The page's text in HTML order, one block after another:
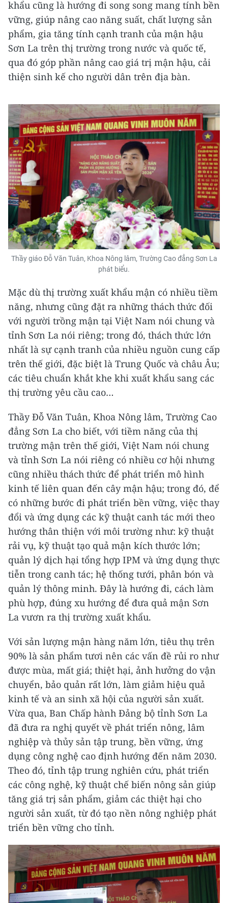
khẩu cũng là hướng đi song song mang tính bền
vững, giúp nâng cao năng suất, chất lượng sản
phẩm, gia tăng tính cạnh tranh của mận hậu
Sơn La trên thị trường trong nước và quốc tế,
qua đó góp phần nâng cao giá trị mận hậu, cải
thiện sinh kế cho người dân trên địa bàn.
Thầy giáo Đỗ Văn Tuân, Khoa Nông lâm, Trường Cao đẳng Sơn La
phát biểu.
Mặc dù thị trường xuất khẩu mận có nhiều tiềm
năng, nhưng cũng đặt ra những thách thức đối
với người trồng mận tại Việt Nam nói chung và
tỉnh Sơn La nói riêng; trong đó, thách thức lớn
nhất là sự cạnh tranh của nhiều nguồn cung cấp
trên thế giới, đặc biệt là Trung Quốc và châu Âu;
các tiêu chuẩn khắt khe khi xuất khẩu sang các
thị trường yêu cầu cao…
Thầy Đỗ Văn Tuân, Khoa Nông lâm, Trường Cao
đẳng Sơn La cho biết, với tiềm năng của thị
trường mận trên thế giới, Việt Nam nói chung
và tỉnh Sơn La nói riêng có nhiều cơ hội nhưng
cũng nhiều thách thức để phát triển mô hình
kinh tế liên quan đến cây mận hậu; trong đó, để
có những bước đi phát triển bền vững, việc thay
đổi và ứng dụng các kỹ thuật canh tác mới theo
hướng thân thiện với môi trường như: kỹ thuật
rải vụ, kỹ thuật tạo quả mận kích thước lớn;
quản lý dịch hại tổng hợp IPM và ứng dụng thực
tiễn trong canh tác; hệ thống tưới, phân bón và
quản lý thông minh. Đây là hướng đi, cách làm
phù hợp, đúng xu hướng để đưa quả mận Sơn
La vươn ra thị trường xuất khẩu.
Với sản lượng mận hàng năm lớn, tiêu thụ trên
90% là sản phẩm tươi nên các vấn đề rủi ro như
được mùa, mất giá; thiệt hại, ảnh hưởng do vận
chuyển, bảo quản rất lớn, làm giảm hiệu quả
kinh tế và an sinh xã hội của người sản xuất.
Vừa qua, Ban Chấp hành Đảng bộ tỉnh Sơn La
đã đưa ra nghị quyết về phát triển nông, lâm
nghiệp và thủy sản tập trung, bền vững, ứng
dụng công nghệ cao định hướng đến năm 2030.
Theo đó, tỉnh tập trung nghiên cứu, phát triển
các công nghệ, kỹ thuật chế biến nông sản giúp
tăng giá trị sản phẩm, giảm các thiệt hại cho
người sản xuất, từ đó tạo nền nông nghiệp phát
triển bền vững cho tỉnh.